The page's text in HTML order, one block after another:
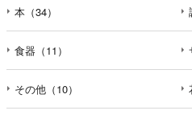
本（34）
食器（11）
その他（10）